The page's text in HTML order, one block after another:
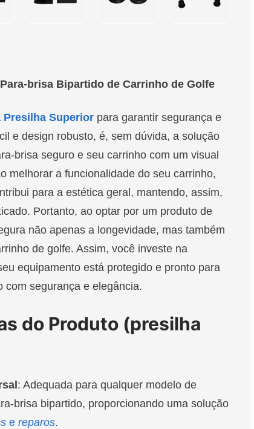
brisa Bipartido de Carrinho de Golfe
Presilha Superior para garantir segurança e
e design robusto, é, sem dúvida, a solução
brisa seguro e seu carrinho com um visual
melhorar a funcionalidade do seu carrinho,
para a estética geral, mantendo, assim,
Portanto, ao optar por um produto de
não apenas a longevidade, mas também
de golfe. Assim, você investe na
equipamento está protegido e pronto para
com segurança e elegância.
do Produto (presilha
: Adequada para qualquer modelo de
brisa bipartido, proporcionando uma solução
e reparos.